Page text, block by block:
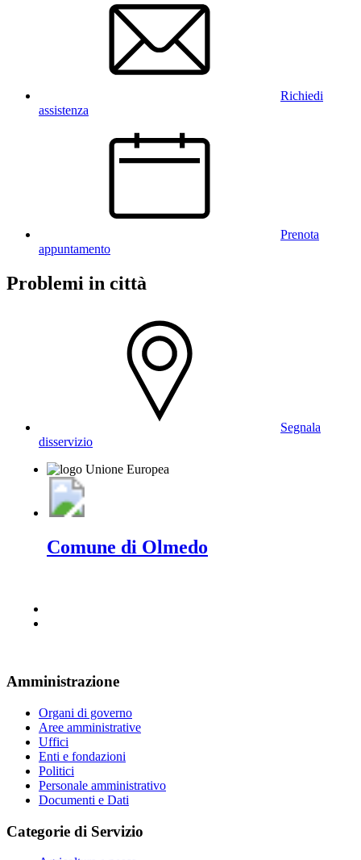
Richiedi
assistenza
Prenota
appuntamento
Problemi in città
Segnala
disservizio
Comune di Olmedo
Amministrazione
Organi di governo
Aree amministrative
Uffici
Enti e fondazioni
Politici
Personale amministrativo
Documenti e Dati
Categorie di Servizio